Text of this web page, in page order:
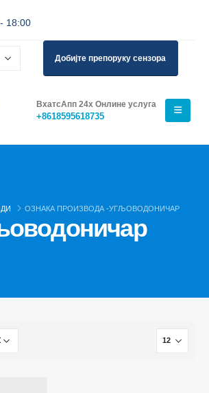
18:00
Добијте препоруку сензора
ВхатсАпп 24х Онлине услуга
+8618595618735
ОЗНАКА ПРОИЗВОДА -УГЉОВОДОНИЧАР